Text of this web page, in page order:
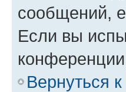
сообщений,
Если вы
Вернуться